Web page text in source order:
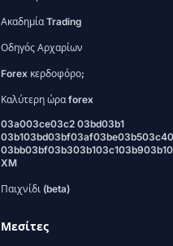
Ακαδημία Trading
Οδηγός Αρχαρίων
Forex κερδοφόρο;
Καλύτερη ώρα forex
03a003ce03c2 03bd03b1
XM
Παιχνίδι (beta)
Μεσίτες